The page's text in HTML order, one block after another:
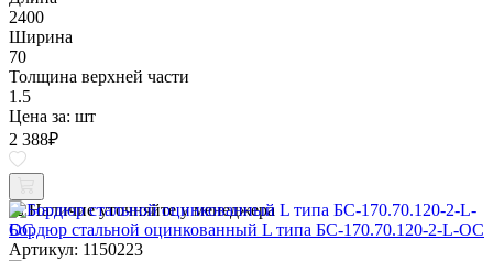
2400
Ширина
70
Толщина верхней части
1.5
Цена за: шт
2 388₽
Наличие уточняйте у менеджера
Бордюр стальной оцинкованный L типа БС-170.70.120-2-L-ОС
Артикул: 1150223